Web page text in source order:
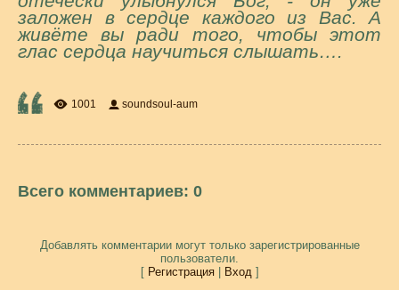
заложен в сердце каждого из Вас. А
живёте вы ради того, чтобы этот
глас сердца научиться слышать….
1001 soundsoul-aum
Всего комментариев: 0
Добавлять комментарии могут только зарегистрированные
пользователи.
[ Регистрация| Вход]